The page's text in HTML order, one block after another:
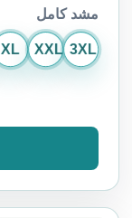
مشد كامل
XL XXL 3XL